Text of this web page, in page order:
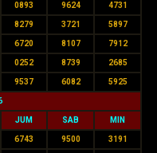
0893 9624 4731
8279 3721 5897
6720 8107 7912
0252 8739 2685
9537 6082 5925
JUM SAB MIN
6743 9500 3191